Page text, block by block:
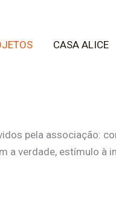
CASA ALICE
pela associação:
a verdade, estímulo à